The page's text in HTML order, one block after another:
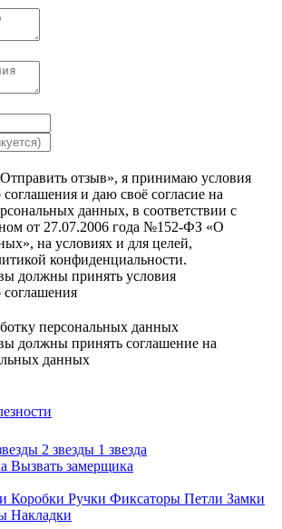
отзыв», я принимаю условия
соглашения и даю своё согласие на
данных, в соответствии с
от 27.07.2006 года №152-ФЗ «О
на условиях и для целей,
конфиденциальности.
должны принять условия
соглашения
персональных данных
должны принять соглашение на
данных
2 звезды 1 звезда
Вызвать замерщика
Коробки Ручки Фиксаторы Петли Замки
Накладки